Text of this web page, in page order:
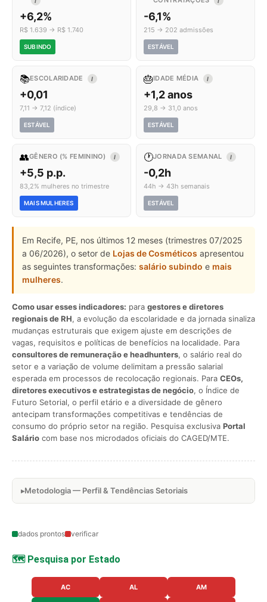
+6,2%
R$ 1.639 → R$ 1.740
SUBINDO
-6,1%
215 → 202 admissões
ESTÁVEL
📚ESCOLARIDADE I
+0,01
7,11 → 7,12 (índice)
ESTÁVEL
🎂IDADE MÉDIA I
+1,2 anos
29,8 → 31,0 anos
ESTÁVEL
👥GÊNERO (% FEMININO) I
+5,5 p.p.
83,2% mulheres no trimestre
MAIS MULHERES
🕐JORNADA SEMANAL I
-0,2h
44h → 43h semanais
ESTÁVEL
Em Recife, PE, nos últimos 12 meses (trimestres 07/2025
a 06/2026), o setor de Lojas de Cosméticos apresentou
as seguintes transformações: salário subindo e mais
mulheres.
Como usar esses indicadores: para gestores e diretores
regionais de RH, a evolução da escolaridade e da jornada sinaliza
mudanças estruturais que exigem ajuste em descrições de
vagas, requisitos e políticas de benefícios na localidade. Para
consultores de remuneração e headhunters, o salário real do
setor e a variação de volume delimitam a pressão salarial
esperada em processos de recolocação regionais. Para CEOs,
diretores executivos e estrategistas de negócio, o Índice de
Futuro Setorial, o perfil etário e a diversidade de gênero
antecipam transformações competitivas e tendências de
consumo do próprio setor na região. Pesquisa exclusiva Portal
Salário com base nos microdados oficiais do CAGED/MTE.
Metodologia — Perfil & Tendências Setoriais
dados prontos verificar
🗺️ Pesquisa por Estado
AC AL AM